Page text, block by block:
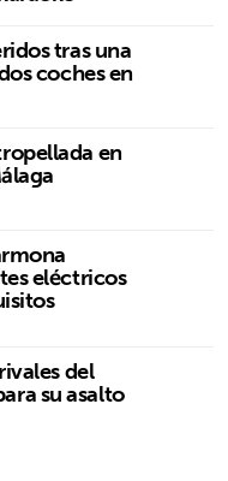
tras una
coches en
en
eléctricos
del
su asalto